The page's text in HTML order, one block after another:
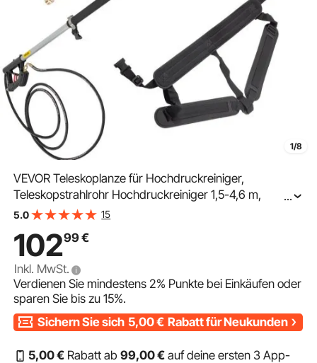
1/8
VEVOR Teleskoplanze für Hochdruckreiniger,
Teleskopstrahlrohr Hochdruckreiniger 1,5-4,6 m,
Waschbürste Teleskop 10 GPM, Ausziehbare geeignet
...
5.0 15
10299€
Inkl. MwSt.
Verdienen Sie mindestens2% Punkte bei Einkäufen oder
sparen Sie bis zu15%.
Sichern Sie sich 5,00€ Rabatt für Neukunden
5,00€ Rabatt ab99,00€ auf deine ersten 3 App-